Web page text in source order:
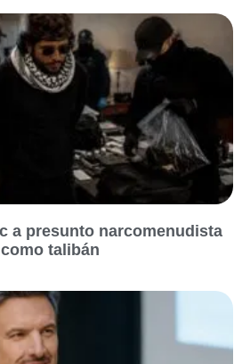
a presunto narcomenudista
talibán